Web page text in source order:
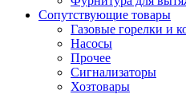
Сопутствующие товары
Газовые горелки и
Насосы
Прочее
Сигнализаторы
Хозтовары